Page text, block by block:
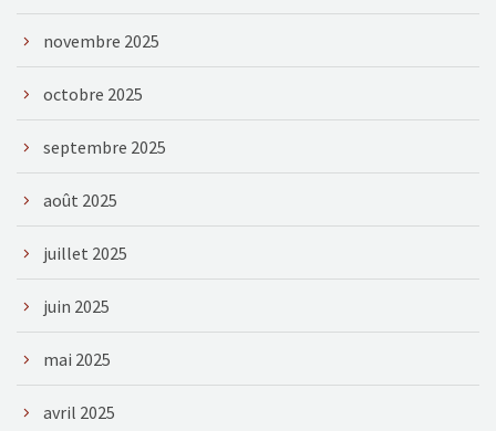
novembre 2025
octobre 2025
septembre 2025
août 2025
juillet 2025
juin 2025
mai 2025
avril 2025